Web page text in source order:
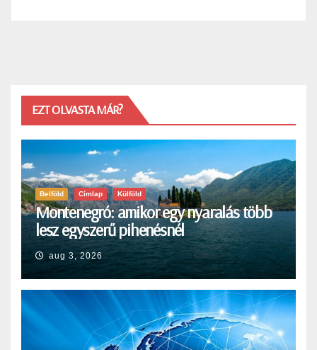
EZT OLVASTA MÁR?
Belföld Címlap Külföld
Montenegró: amikor egy nyaralás több
lesz egyszerű pihenésnél
aug 3, 2026